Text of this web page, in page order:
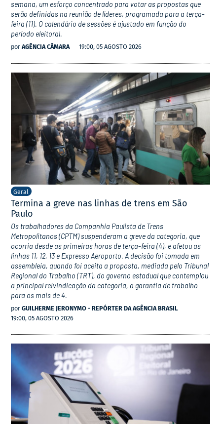
semana, um esforço concentrado para votar as propostas que
serão definidas na reunião de líderes, programada para a terça-
feira (11). O calendário de sessões é ajustado em função do
período eleitoral.
por AGÊNCIA CÂMARA 19:00, 05 AGOSTO 2026
Geral
Termina a greve nas linhas de trens em São
Paulo
Os trabalhadores da Companhia Paulista de Trens
Metropolitanos (CPTM) suspenderam a greve da categoria, que
ocorria desde as primeiras horas de terça-feira (4), e afetou as
linhas 11, 12, 13 e Expresso Aeroporto. A decisão foi tomada em
assembleia, quando foi aceita a proposta, mediada pelo Tribunal
Regional do Trabalho (TRT), do governo estadual que contemplou
a principal reivindicação da categoria, a garantia de trabalho
para os mais de 4.
por GUILHERME JERONYMO - REPÓRTER DA AGÊNCIA BRASIL
19:00, 05 AGOSTO 2026